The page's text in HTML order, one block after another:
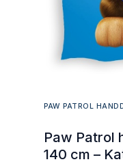
PAW PATROL
Paw Patrol
140 cm –